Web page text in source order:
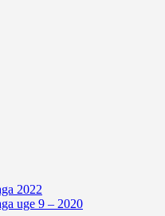
2022
uge 9 – 2020